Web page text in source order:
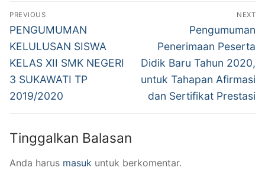
Navigasi
pos
PREVIOUS
Previous
post:
PENGUMUMAN
KELULUSAN SISWA
KELAS XII SMK NEGERI
3 SUKAWATI TP
2019/2020
NEXT
Next
post:
Pengumuman
Penerimaan Peserta
Didik Baru Tahun 2020,
untuk Tahapan Afirmasi
dan Sertifikat Prestasi
Tinggalkan Balasan
Anda harus masuk untuk berkomentar.